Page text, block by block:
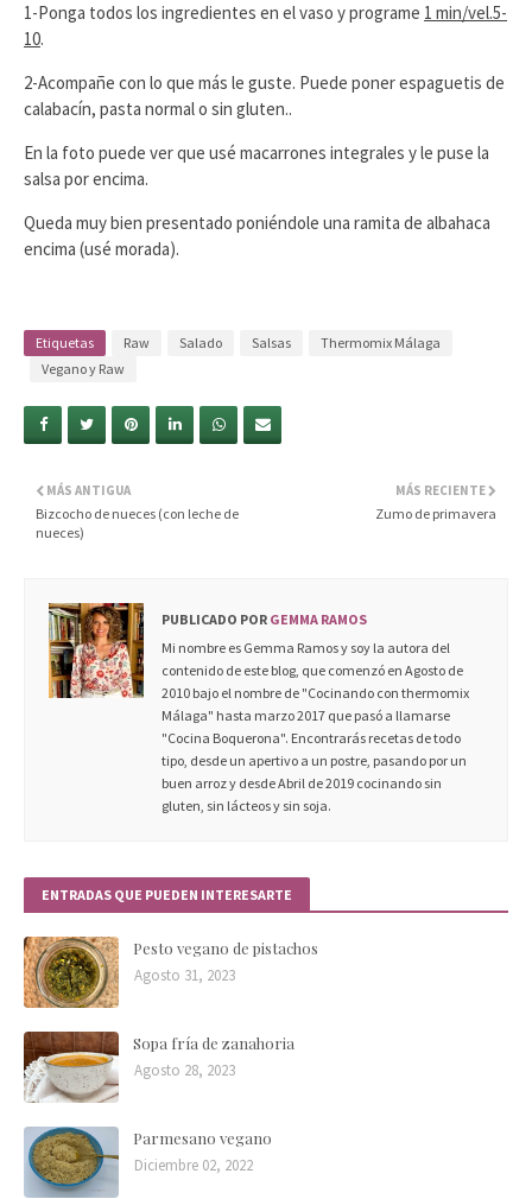
1-Ponga todos los ingredientes en el vaso y programe 1 min/vel.5-
10.
2-Acompañe con lo que más le guste. Puede poner espaguetis de
calabacín, pasta normal o sin gluten..
En la foto puede ver que usé macarrones integrales y le puse la
salsa por encima.
Queda muy bien presentado poniéndole una ramita de albahaca
encima (usé morada).
Etiquetas Raw Salado Salsas
Thermomix Málaga
Vegano y Raw
MÁS RECIENTE
Zumo de primavera
MÁS ANTIGUA
Bizcocho de nueces (con leche de
nueces)
PUBLICADO POR GEMMA RAMOS
Mi nombre es Gemma Ramos y soy la autora del
contenido de este blog, que comenzó en Agosto de
2010 bajo el nombre de "Cocinando con thermomix
Málaga" hasta marzo 2017 que pasó a llamarse
"Cocina Boquerona". Encontrarás recetas de todo
tipo, desde un apertivo a un postre, pasando por un
buen arroz y desde Abril de 2019 cocinando sin
gluten, sin lácteos y sin soja.
ENTRADAS QUE PUEDEN INTERESARTE
Pesto vegano de pistachos
Agosto 31, 2023
Sopa fría de zanahoria
Agosto 28, 2023
Parmesano vegano
Diciembre 02, 2022